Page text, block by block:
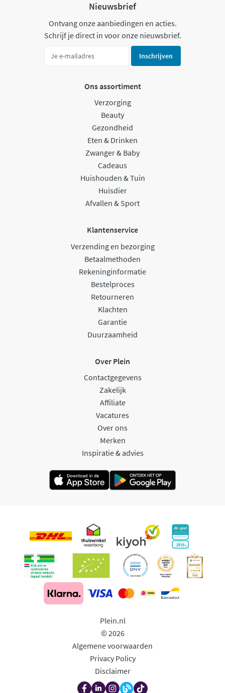
Nieuwsbrief
Ontvang onze aanbiedingen en acties.
Schrijf je direct in voor onze nieuwsbrief.
Inschrijven
Ons assortiment
Verzorging
Beauty
Gezondheid
Eten & Drinken
Zwanger & Baby
Cadeaus
Huishouden & Tuin
Huisdier
Afvallen & Sport
Klantenservice
Verzending en bezorging
Betaalmethoden
Rekeninginformatie
Bestelproces
Retourneren
Klachten
Garantie
Duurzaamheid
Over Plein
Contactgegevens
Zakelijk
Affiliate
Vacatures
Over ons
Merken
Inspiratie & advies
Plein.nl
© 2026
Algemene voorwaarden
Privacy Policy
Disclaimer